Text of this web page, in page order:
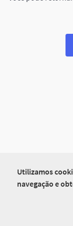
Utilizamos
navegação e